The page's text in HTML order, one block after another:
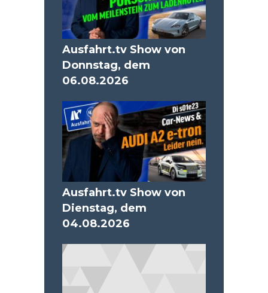
Ausfahrt.tv Show von
Donnstag, dem
06.08.2026
Ausfahrt.tv Show von
Dienstag, dem
04.08.2026